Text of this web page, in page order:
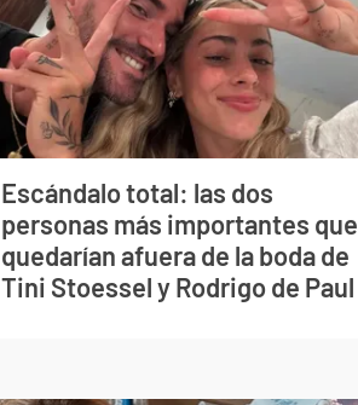
Escándalo total: las dos
personas más importantes que
quedarían afuera de la boda de
Tini Stoessel y Rodrigo de Paul